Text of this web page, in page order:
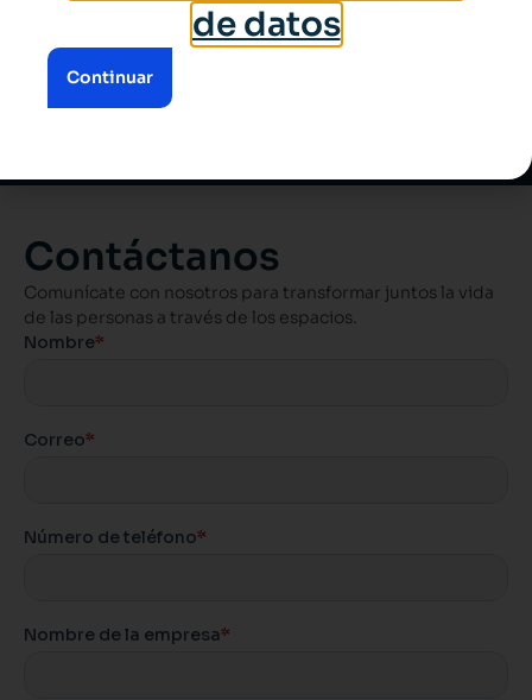
Suscríbete a nuestros contenidos
mensuales
Contáctanos
Comunícate con nosotros para transformar juntos la vida
de las personas a través de los espacios.
de datos
Continuar